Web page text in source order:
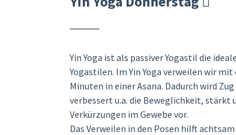
Yin Yoga ist als passiver Yogastil die
Yogastilen. Im Yin Yoga verweilen wir
Minuten in einer Asana. Dadurch wird
verbessert u.a. die Beweglichkeit, stärkt
Verkürzungen im Gewebe vor.
Das Verweilen in den Posen hilft